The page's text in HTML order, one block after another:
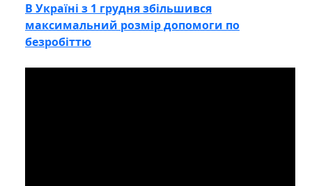
В Україні з 1 грудня збільшився
максимальний розмір допомоги по
безробіттю